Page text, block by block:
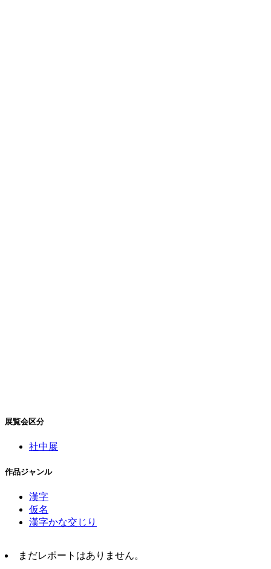
展覧会区分
社中展
作品ジャンル
漢字
仮名
漢字かな交じり
まだレポートはありません。